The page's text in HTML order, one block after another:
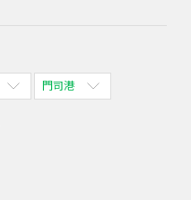
門司港